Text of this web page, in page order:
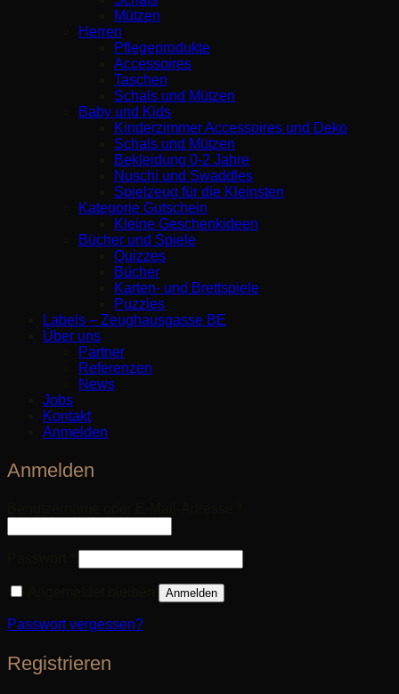
Mützen
Herren
Pflegeprodukte
Accessoires
Taschen
Schals und Mützen
Baby und Kids
Kinderzimmer Accessoires und Deko
Schals und Mützen
Bekleidung 0-2 Jahre
Nuschi und Swaddles
Spielzeug für die Kleinsten
Kategorie Gutschein
Kleine Geschenkideen
Bücher und Spiele
Quizzes
Bücher
Karten- und Brettspiele
Puzzles
Labels – Zeughausgasse BE
Über uns
Partner
Referenzen
News
Jobs
Kontakt
Anmelden
Anmelden
Anmelden
Passwort vergessen?
Registrieren